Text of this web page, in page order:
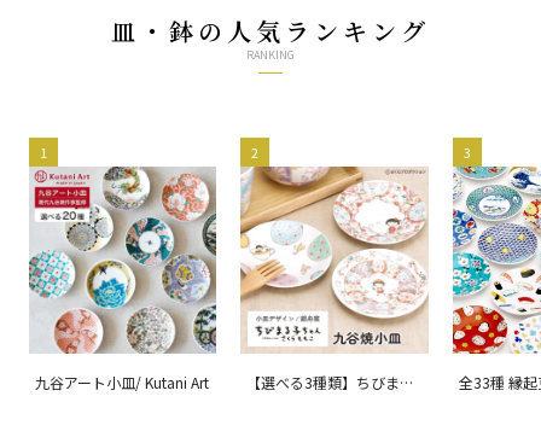
皿・鉢の人気ランキング
RANKING
1
九谷アート小皿/ Kutani Art
2
【選べる3種類】ちびまる
3
全33種 縁